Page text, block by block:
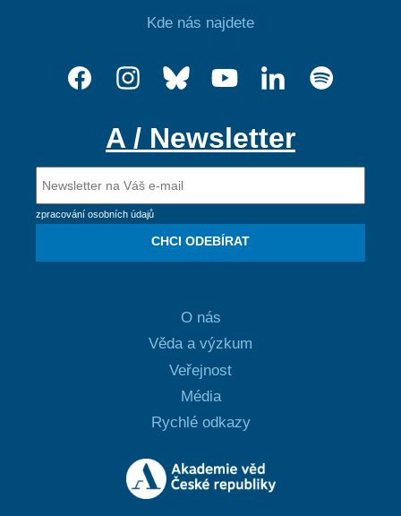
Kde nás najdete
A / Newsletter
zpracování osobních údajů
CHCI ODEBÍRAT
O nás
Věda a výzkum
Veřejnost
Média
Rychlé odkazy